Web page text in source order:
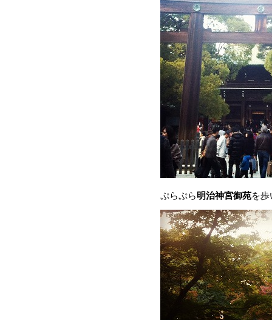
ぷらぷら明治神宮御苑を